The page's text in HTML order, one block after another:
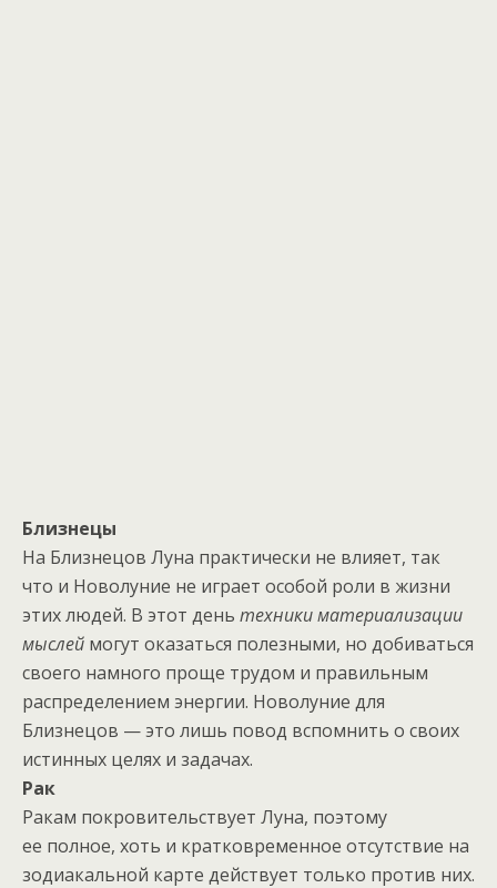
Близнецы
На Близнецов Луна практически не влияет, так
что и Новолуние не играет особой роли в жизни
этих людей. В этот день техники материализации
мыслей могут оказаться полезными, но добиваться
своего намного проще трудом и правильным
распределением энергии. Новолуние для
Близнецов — это лишь повод вспомнить о своих
истинных целях и задачах.
Рак
Ракам покровительствует Луна, поэтому
ее полное, хоть и кратковременное отсутствие на
зодиакальной карте действует только против них.